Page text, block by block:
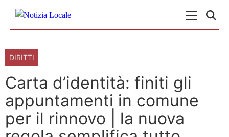
DIRITTI
Carta d’identità: finiti gli
appuntamenti in comune
per il rinnovo | la nuova